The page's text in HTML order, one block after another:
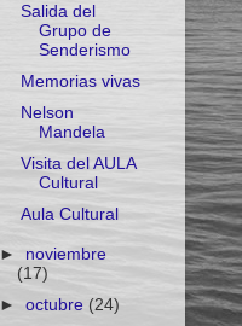
Salida del
Grupo de
Senderismo
Memorias vivas
Nelson
Mandela
Visita del AULA
Cultural
Aula Cultural
► noviembre
(17)
►octubre (24)